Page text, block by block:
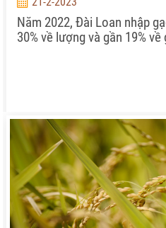
Năm 2022, Đài Loan nhập
30% về lượng và gần 19%